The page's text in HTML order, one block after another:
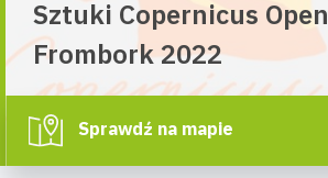
Sztuki Copernicus Open
Frombork 2022
Sprawdź na mapie